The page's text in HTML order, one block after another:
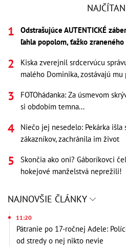
Odstrašujúce AUTENTICKÉ
ľahla popolom, ťažko
Kiska zverejnil srdcervúcu
malého Dominika, zostávajú
FOTOhádanka: Za úsmevom
si obdobím temna...
Niečo jej nesedelo: Pekárka
zákazníkov, zachránila im život
Skončia ako oni? Gáboríkovci
hokejové manželstvá neprežili!
NAJNOVŠIE ČLÁNKY
11:20
Pátranie po 17-ročnej Adele:
od stredy o nej nikto nevie